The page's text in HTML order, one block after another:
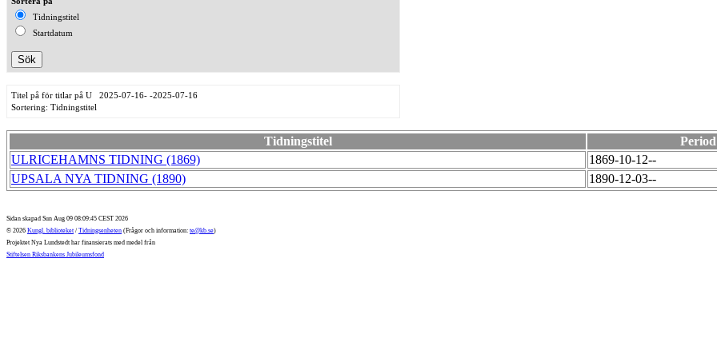
Tidningstitel
Startdatum
Titel på för titlar på U 2025-07-16- -2025-07-16
Sortering: Tidningstitel
Tidningstitel
Period
ULRICEHAMNS TIDNING (1869)
1869-10-12--
UPSALA NYA TIDNING (1890)
1890-12-03--
Sidan skapad Sun Aug 09 08:09:45 CEST 2026
© 2026 Kungl. biblioteket / Tidningsenheten (Frågor och information: te@kb.se)
Projektet Nya Lundstedt har finansierats med medel från
Stiftelsen Riksbankens Jubileumsfond